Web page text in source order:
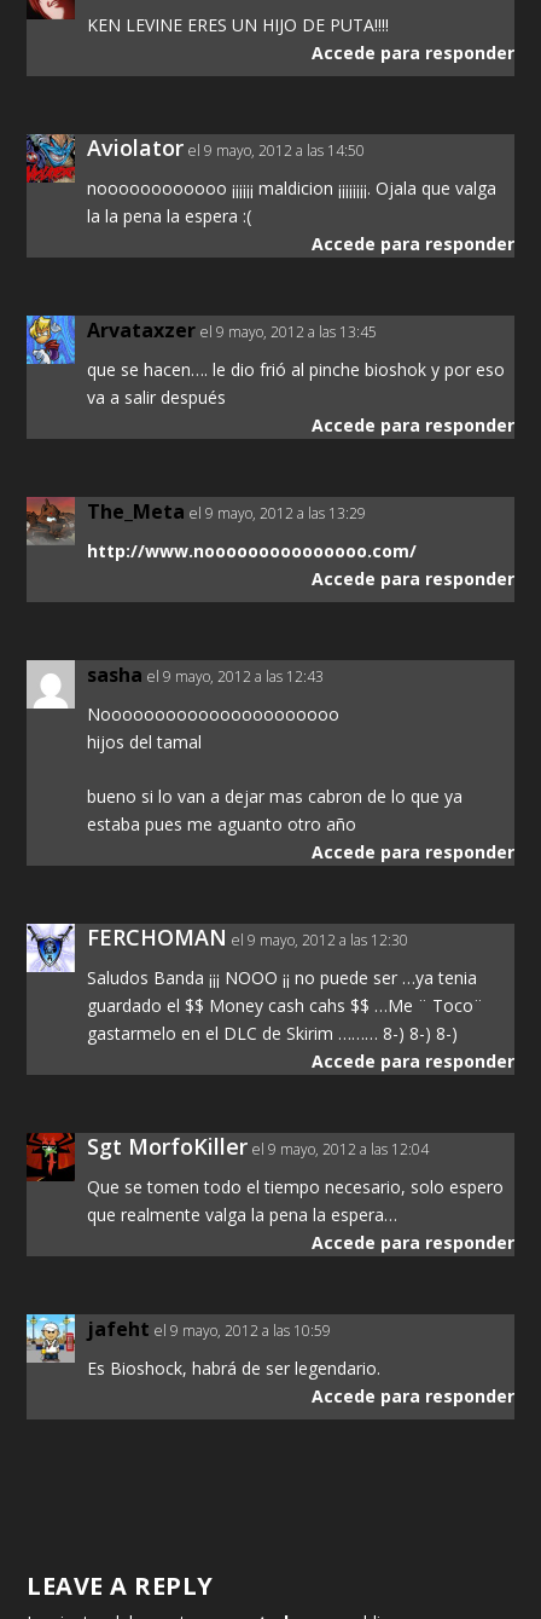
KEN LEVINE ERES UN HIJO DE PUTA!!!!
Accede para responder
Aviolator el 9 mayo, 2012 a las 14:50
noooooooooooo ¡¡¡¡¡¡ maldicion ¡¡¡¡¡¡¡¡. Ojala que valga
la la pena la espera :(
Accede para responder
Arvataxzer el 9 mayo, 2012 a las 13:45
que se hacen…. le dio frió al pinche bioshok y por eso
va a salir después
Accede para responder
The_Meta el 9 mayo, 2012 a las 13:29
http://www.nooooooooooooooo.com/
Accede para responder
sasha el 9 mayo, 2012 a las 12:43
Noooooooooooooooooooooo
hijos del tamal
bueno si lo van a dejar mas cabron de lo que ya
estaba pues me aguanto otro año
Accede para responder
FERCHOMAN el 9 mayo, 2012 a las 12:30
Saludos Banda ¡¡¡ NOOO ¡¡ no puede ser …ya tenia
guardado el $$ Money cash cahs $$ …Me ¨ Toco¨
gastarmelo en el DLC de Skirim ……… 8-) 8-) 8-)
Accede para responder
Sgt MorfoKiller el 9 mayo, 2012 a las 12:04
Que se tomen todo el tiempo necesario, solo espero
que realmente valga la pena la espera…
Accede para responder
jafeht el 9 mayo, 2012 a las 10:59
Es Bioshock, habrá de ser legendario.
Accede para responder
LEAVE A REPLY